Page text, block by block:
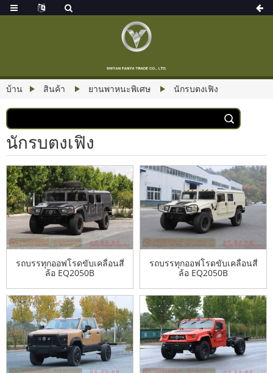
บ้าน สินค้า ยานพาหนะพิเศษ นักรบตงเฟิง
นักรบตงเฟิง
รถบรรทุกออฟโรดขับเคลื่อนสี่
ล้อ EQ2050B
รถบรรทุกออฟโรดขับเคลื่อนสี่
ล้อ EQ2050B